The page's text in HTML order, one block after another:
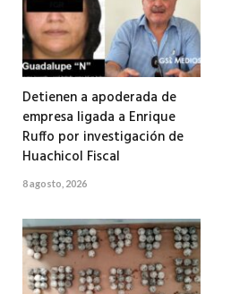
Detienen a apoderada de
empresa ligada a Enrique
Ruffo por investigación de
Huachicol Fiscal
8 agosto, 2026